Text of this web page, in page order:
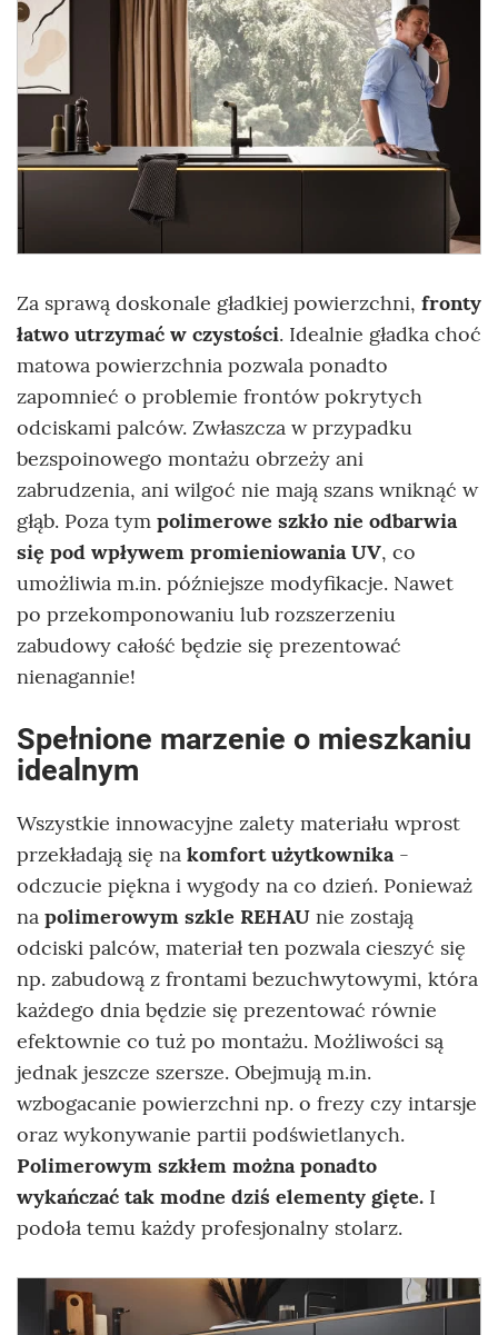
Za sprawą doskonale gładkiej powierzchni, fronty
łatwo utrzymać w czystości. Idealnie gładka choć
matowa powierzchnia pozwala ponadto
zapomnieć o problemie frontów pokrytych
odciskami palców. Zwłaszcza w przypadku
bezspoinowego montażu obrzeży ani
zabrudzenia, ani wilgoć nie mają szans wniknąć w
głąb. Poza tym polimerowe szkło nie odbarwia
się pod wpływem promieniowania UV, co
umożliwia m.in. późniejsze modyfikacje. Nawet
po przekomponowaniu lub rozszerzeniu
zabudowy całość będzie się prezentować
nienagannie!
Spełnione marzenie o mieszkaniu
idealnym
Wszystkie innowacyjne zalety materiału wprost
przekładają się na komfort użytkownika-
odczucie piękna i wygody na co dzień. Ponieważ
na polimerowym szkle REHAU nie zostają
odciski palców, materiał ten pozwala cieszyć się
np. zabudową z frontami bezuchwytowymi, która
każdego dnia będzie się prezentować równie
efektownie co tuż po montażu. Możliwości są
jednak jeszcze szersze. Obejmują m.in.
wzbogacanie powierzchni np. o frezy czy intarsje
oraz wykonywanie partii podświetlanych.
Polimerowym szkłem można ponadto
wykańczać tak modne dziś elementy gięte. I
podoła temu każdy profesjonalny stolarz.